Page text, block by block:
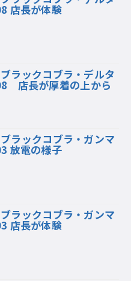
店長が体験
ラックコブラ・デルタ
店長が厚着の上から
ラックコブラ・ガンマ
放電の様子
ラックコブラ・ガンマ
店長が体験